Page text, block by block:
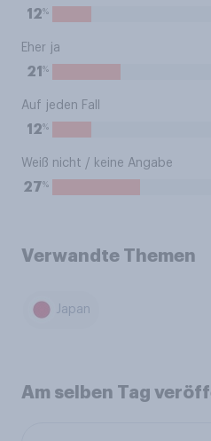
12%
Eher ja
21 %
Auf jeden Fall
12%
Weiß nicht / keine Angabe
27%
Verwandte Themen
Japan
Am selben Tag